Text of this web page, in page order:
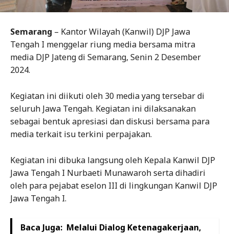
Semarang – Kantor Wilayah (Kanwil) DJP Jawa
Tengah I menggelar riung media bersama mitra
media DJP Jateng di Semarang, Senin 2 Desember
2024.
Kegiatan ini diikuti oleh 30 media yang tersebar di
seluruh Jawa Tengah. Kegiatan ini dilaksanakan
sebagai bentuk apresiasi dan diskusi bersama para
media terkait isu terkini perpajakan.
Kegiatan ini dibuka langsung oleh Kepala Kanwil DJP
Jawa Tengah I Nurbaeti Munawaroh serta dihadiri
oleh para pejabat eselon III di lingkungan Kanwil DJP
Jawa Tengah I.
Baca Juga: Melalui Dialog Ketenagakerjaan,